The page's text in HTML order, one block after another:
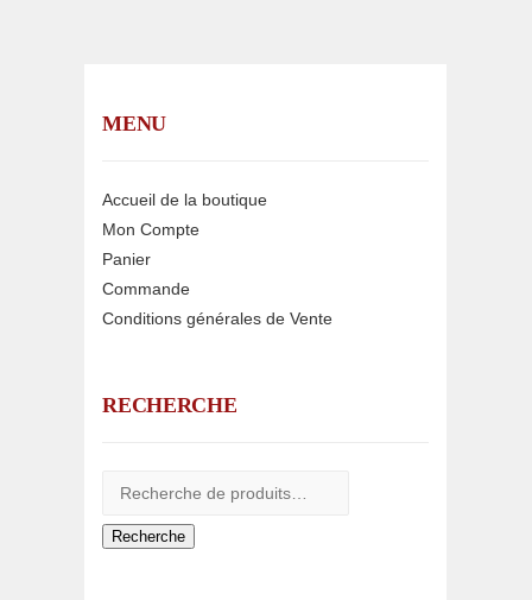
MENU
Accueil de la boutique
Mon Compte
Panier
Commande
Conditions générales de Vente
RECHERCHE
Recherche